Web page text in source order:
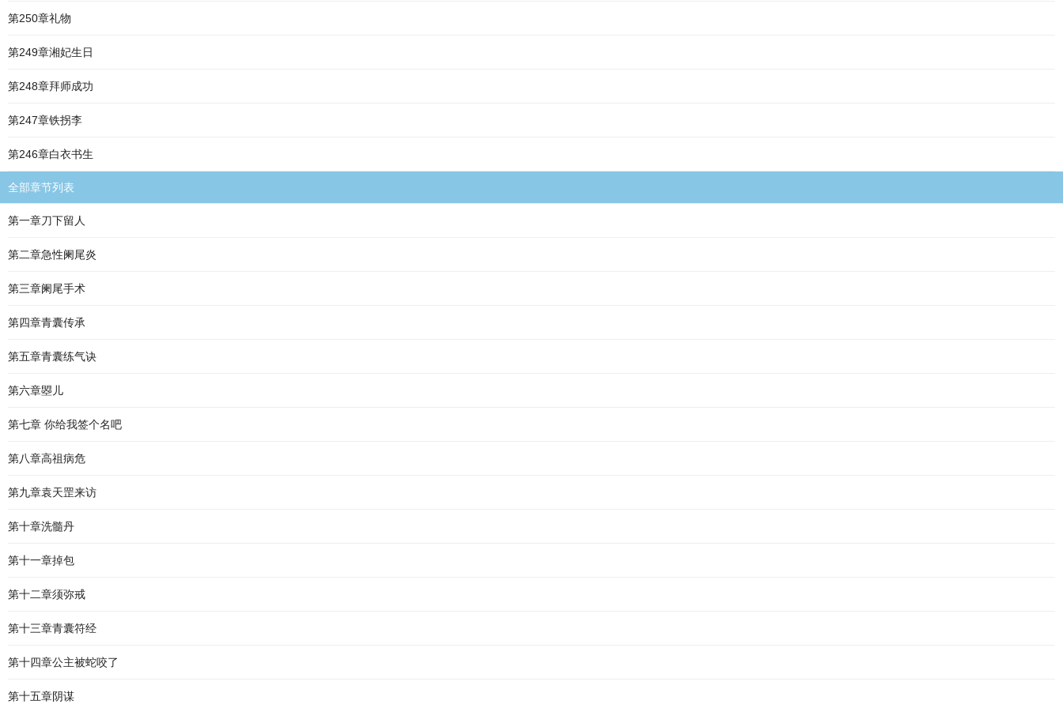
第250章礼物
第249章湘妃生日
第248章拜师成功
第247章铁拐李
第246章白衣书生
全部章节列表
第一章刀下留人
第二章急性阑尾炎
第三章阑尾手术
第四章青囊传承
第五章青囊练气诀
第六章曌儿
第七章 你给我签个名吧
第八章高祖病危
第九章袁天罡来访
第十章洗髓丹
第十一章掉包
第十二章须弥戒
第十三章青囊符经
第十四章公主被蛇咬了
第十五章阴谋